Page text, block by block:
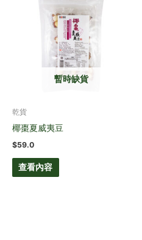
暫時缺貨
乾貨
椰棗夏威夷豆
$59.0
查看內容